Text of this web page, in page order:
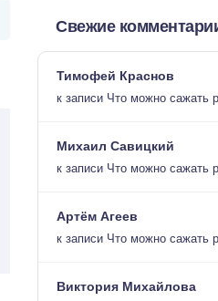
Свежие
Тимофей Краснов
к записи Что можно сажать
Михаил Савицкий
к записи Что можно сажать
Артём Агеев
к записи Что можно сажать
Виктория Михайлова